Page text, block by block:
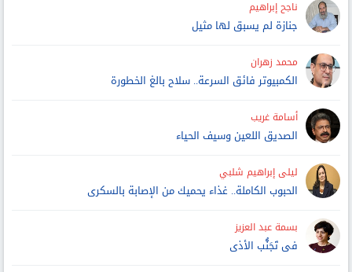
ناجح إبراهيم
جنازة لم يسبق لها مثيل
محمد زهران
الكمبيوتر فائق السرعة.. سلاح بالغ الخطورة
أسامة غريب
الصديق اللعين وسيف الحياء
ليلى إبراهيم شلبي
الحبوب الكاملة.. غذاء يحميك من الإصابة بالسكرى
بسمة عبد العزيز
فى تَجَنُّب الأذى